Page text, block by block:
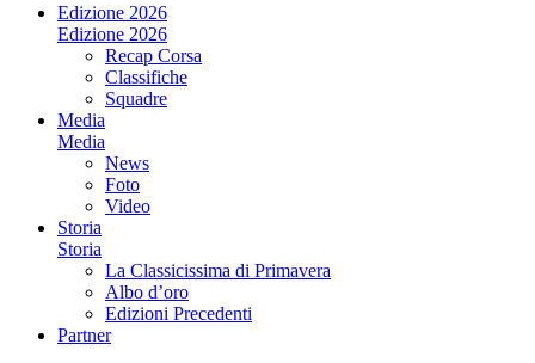
Edizione 2026
Edizione 2026
Recap Corsa
Classifiche
Squadre
Media
Media
News
Foto
Video
Storia
Storia
La Classicissima di Primavera
Albo d’oro
Edizioni Precedenti
Partner